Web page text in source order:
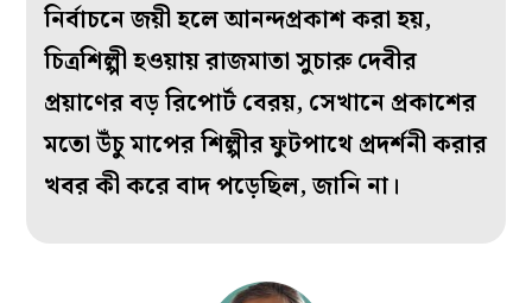
নির্বাচনে জয়ী হলে আনন্দপ্রকাশ করা হয়,
চিত্রশিল্পী হওয়ায় রাজমাতা সুচারু দেবীর
প্রয়াণের বড় রিপোর্ট বেরয়, সেখানে প্রকাশের
মতো উঁচু মাপের শিল্পীর ফুটপাথে প্রদর্শনী করার
খবর কী করে বাদ পড়েছিল, জানি না।